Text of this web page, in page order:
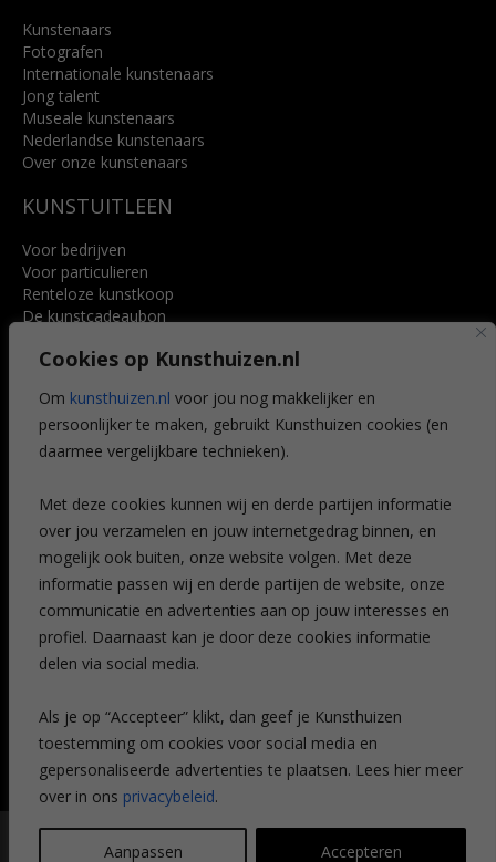
Cookies op Kunsthuizen.nl
Om kunsthuizen.nl voor jou nog makkelijker en
persoonlijker te maken, gebruikt Kunsthuizen cookies (en
daarmee vergelijkbare technieken).
Met deze cookies kunnen wij en derde partijen informatie
over jou verzamelen en jouw internetgedrag binnen, en
mogelijk ook buiten, onze website volgen. Met deze
informatie passen wij en derde partijen de website, onze
communicatie en advertenties aan op jouw interesses en
profiel. Daarnaast kan je door deze cookies informatie
delen via social media.
Als je op “Accepteer” klikt, dan geef je Kunsthuizen
toestemming om cookies voor social media en
gepersonaliseerde advertenties te plaatsen. Lees hier meer
over in ons privacybeleid.
Aanpassen Accepteren
Kunstenaars
Fotografen
Internationale kunstenaars
Jong talent
Museale kunstenaars
Nederlandse kunstenaars
Over onze kunstenaars
KUNSTUITLEEN
Voor bedrijven
Voor particulieren
Renteloze kunstkoop
De kunstcadeaubon
Voordelen
Veelgestelde vragen
CONTACT
Leiden
Amsterdam
Breda
Favorieten
Mijn art alert
NIEUWSBRIEF
© Kunsthuizen 2026 All rights reserved | Disclaimer|